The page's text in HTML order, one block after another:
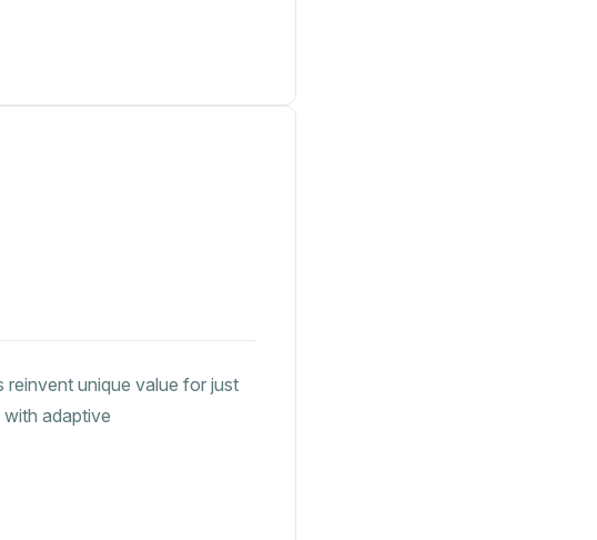
unique value for just
adaptive